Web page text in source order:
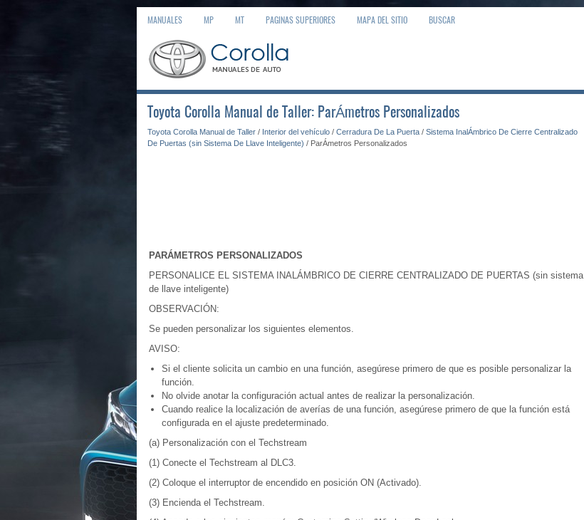
MANUALES MP MT PAGINAS SUPERIORES MAPA DEL SITIO BUSCAR
Toyota Corolla Manual de Taller: ParÁmetros Personalizados
Toyota Corolla Manual de Taller / Interior del vehículo / Cerradura De La Puerta / Sistema InalÁmbrico De Cierre Centralizado
De Puertas (sin Sistema De Llave Inteligente) / ParÁmetros Personalizados
PARÁMETROS PERSONALIZADOS
PERSONALICE EL SISTEMA INALÁMBRICO DE CIERRE CENTRALIZADO DE PUERTAS (sin sistema
de llave inteligente)
OBSERVACIÓN:
Se pueden personalizar los siguientes elementos.
AVISO:
Si el cliente solicita un cambio en una función, asegúrese primero de que es posible personalizar la
función.
No olvide anotar la configuración actual antes de realizar la personalización.
Cuando realice la localización de averías de una función, asegúrese primero de que la función está
configurada en el ajuste predeterminado.
(a) Personalización con el Techstream
(1) Conecte el Techstream al DLC3.
(2) Coloque el interruptor de encendido en posición ON (Activado).
(3) Encienda el Techstream.